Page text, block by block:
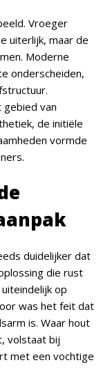
Vroeger
uiterlijk, maar de
Moderne
onderscheiden,
van
de initiële
vormde
duidelijker dat
die rust
op
was het feit dat
is. Waar hout
volstaat bij
met een vochtige